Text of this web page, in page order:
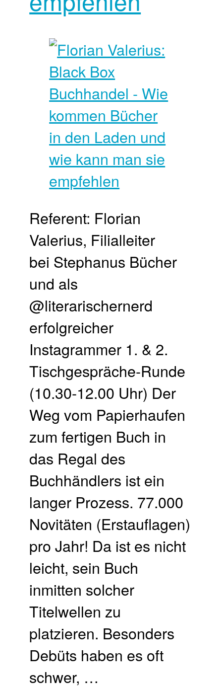
Referent: Florian
Valerius, Filialleiter
bei Stephanus Bücher
und als
@literarischernerd
erfolgreicher
Instagrammer 1. & 2.
Tischgespräche-Runde
(10.30-12.00 Uhr) Der
Weg vom Papierhaufen
zum fertigen Buch in
das Regal des
Buchhändlers ist ein
langer Prozess. 77.000
Novitäten (Erstauflagen)
pro Jahr! Da ist es nicht
leicht, sein Buch
inmitten solcher
Titelwellen zu
platzieren. Besonders
Debüts haben es oft
schwer, …